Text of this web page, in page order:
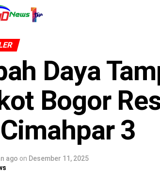
Daya
Bogor
3
ago on Desember 11, 2025